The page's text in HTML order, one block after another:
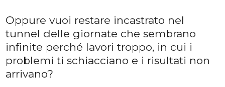
Oppure vuoi restare incastrato nel
tunnel delle giornate che sembrano
infinite perché lavori troppo, in cui i
problemi ti schiacciano e i risultati non
arrivano?